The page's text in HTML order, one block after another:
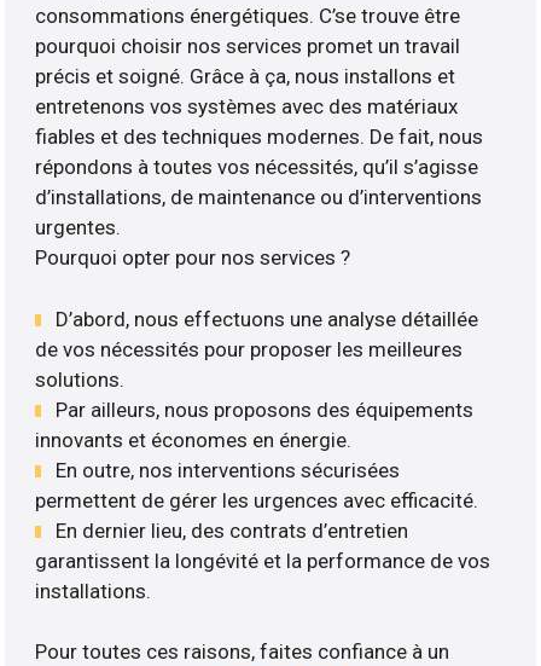
consommations énergétiques. C’se trouve être
pourquoi choisir nos services promet un travail
précis et soigné. Grâce à ça, nous installons et
entretenons vos systèmes avec des matériaux
fiables et des techniques modernes. De fait, nous
répondons à toutes vos nécessités, qu’il s’agisse
d’installations, de maintenance ou d’interventions
urgentes.
Pourquoi opter pour nos services ?
D’abord, nous effectuons une analyse détaillée
de vos nécessités pour proposer les meilleures
solutions.
Par ailleurs, nous proposons des équipements
innovants et économes en énergie.
En outre, nos interventions sécurisées
permettent de gérer les urgences avec efficacité.
En dernier lieu, des contrats d’entretien
garantissent la longévité et la performance de vos
installations.
Pour toutes ces raisons, faites confiance à un